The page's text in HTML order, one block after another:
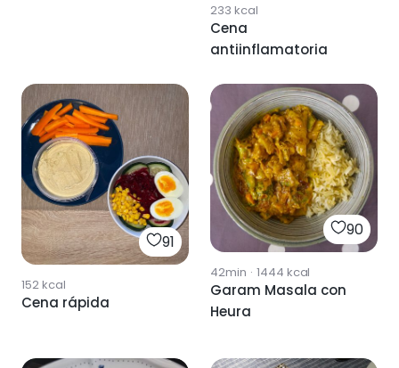
233 kcal
Cena
antiinflamatoria
91
152kcal
Cena rápida
90
42min · 1444 kcal
Garam Masala con
Heura